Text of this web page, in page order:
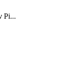
Pi...